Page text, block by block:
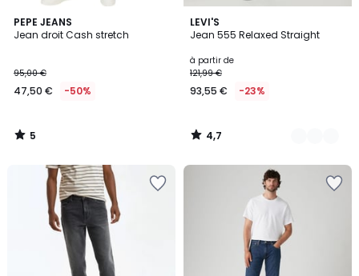
PEPE JEANS
Jean droit Cash stretch
95,00 €
47,50 € -50%
5
/
5
/
LEVI'S
Jean 555 Relaxed Straight
à partir de
121,99 €
93,55 € -23%
4,7
/ 5
8
Couleurs
4,7
/